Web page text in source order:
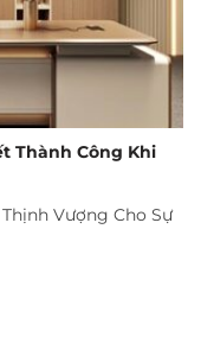
Thành Công Khi
Vượng Cho Sự